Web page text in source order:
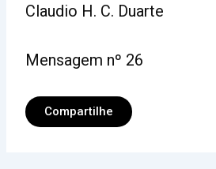
Claudio H. C. Duarte
Mensagem nº 26
Compartilhe